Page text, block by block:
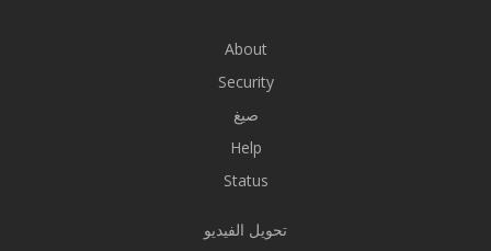
About
Security
صيغ
Help
Status
تحويل الفيديو